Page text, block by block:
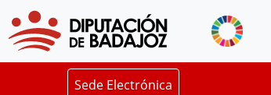
Sede Electrónica